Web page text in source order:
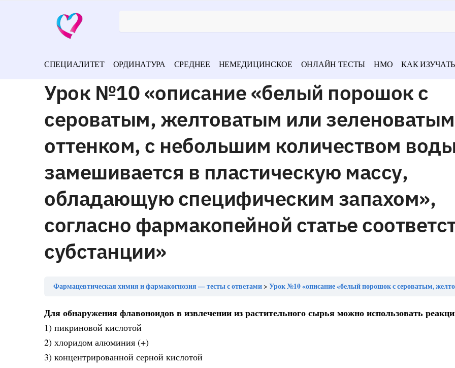
СПЕЦИАЛИТЕТ ОРДИНАТУРА СРЕДНЕЕ НЕМЕДИЦИНСКОЕ ОНЛАЙН ТЕСТЫ НМО КАК ИЗУЧАТЬ
Урок №10 «описание «белый порошок с
сероватым, желтоватым или зеленоватым
оттенком, с небольшим количеством
замешивается в пластическую массу,
обладающую специфическим запахом»,
согласно фармакопейной статье
субстанции»
Фармацевтическая химия и фармакогнозия — тесты с ответами Урок №10 «описание «белый порошок с сероватым, желтоватым или зеленоватым оттенком, с небольшим количеством воды замешивается в пластическую массу, обладающую специфическим запахом», согласно фармакопейной
Для обнаружения флавоноидов в извлечении из растительного сырья можно использовать
1) пикриновой кислотой
2) хлоридом алюминия (+)
3) концентрированной серной кислотой